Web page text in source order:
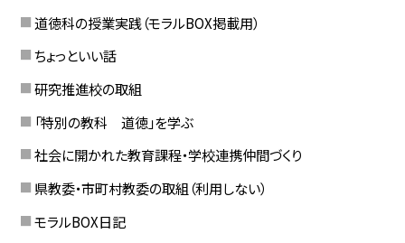
道徳科の授業実践（モラルBOX掲載用）
ちょっといい話
研究推進校の取組
「特別の教科 道徳」を学ぶ
社会に開かれた教育課程・学校連携仲間づくり
県教委・市町村教委の取組（利用しない）
モラルBOX日記